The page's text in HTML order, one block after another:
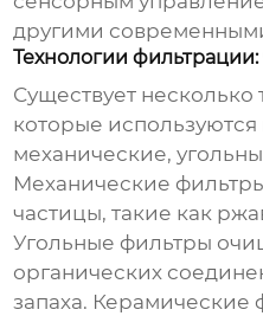
другими
Технологии фильтрации:
Существует несколько
которые используются
механические,
Механические
частицы, такие как
Угольные фильтры
органических
запаха. Керамические